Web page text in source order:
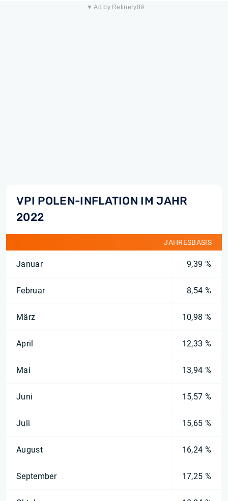
▼ Ad by Refinery89
VPI POLEN-INFLATION IM JAHR
2022
JAHRESBASIS
Januar 9,39 %
Februar 8,54 %
März 10,98 %
April 12,33 %
Mai 13,94 %
Juni 15,57 %
Juli 15,65 %
August 16,24 %
September 17,25 %